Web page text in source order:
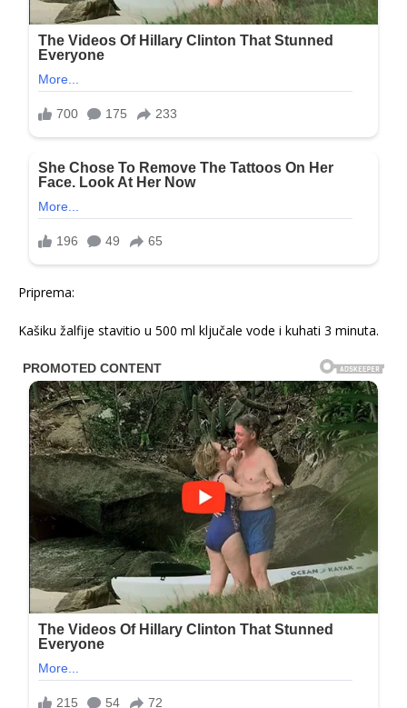
Priprema:
Kašiku žalfije stavitio u 500 ml ključale vode i kuhati 3 minuta.